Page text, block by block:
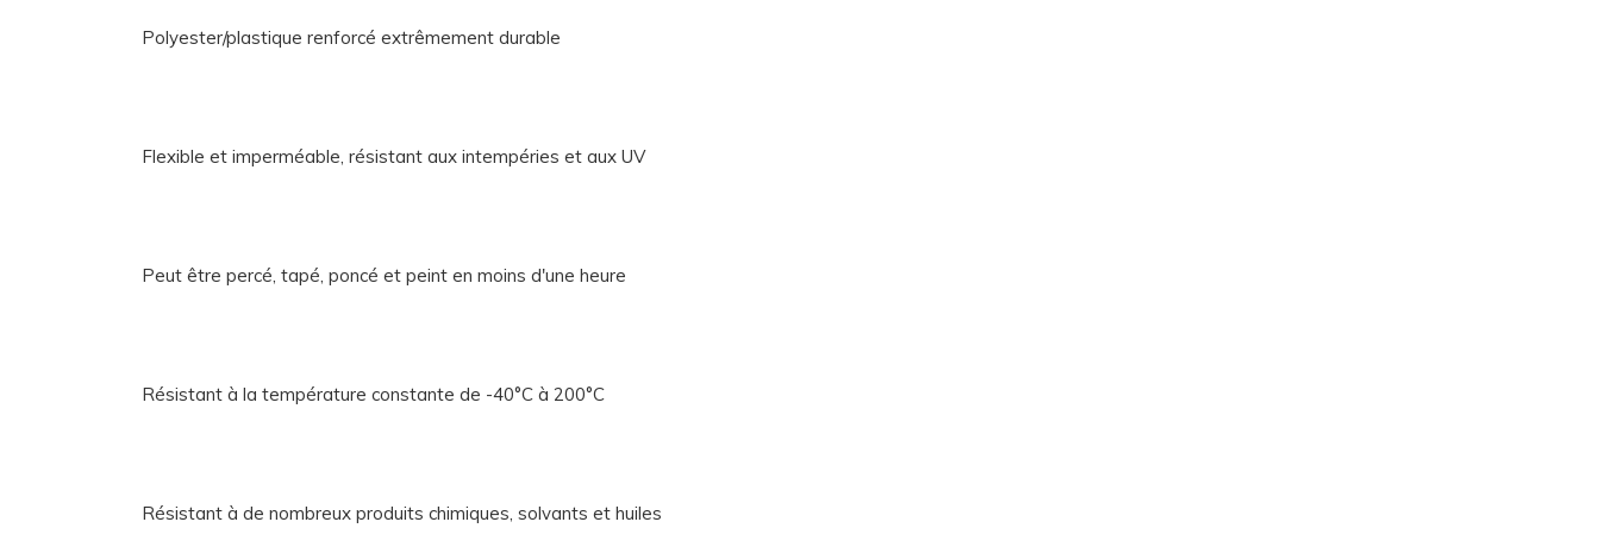
Polyester/plastique renforcé extrêmement durable
Flexible et imperméable, résistant aux intempéries et aux UV
Peut être percé, tapé, poncé et peint en moins d'une heure
Résistant à la température constante de -40°C à 200°C
Résistant à de nombreux produits chimiques, solvants et huiles